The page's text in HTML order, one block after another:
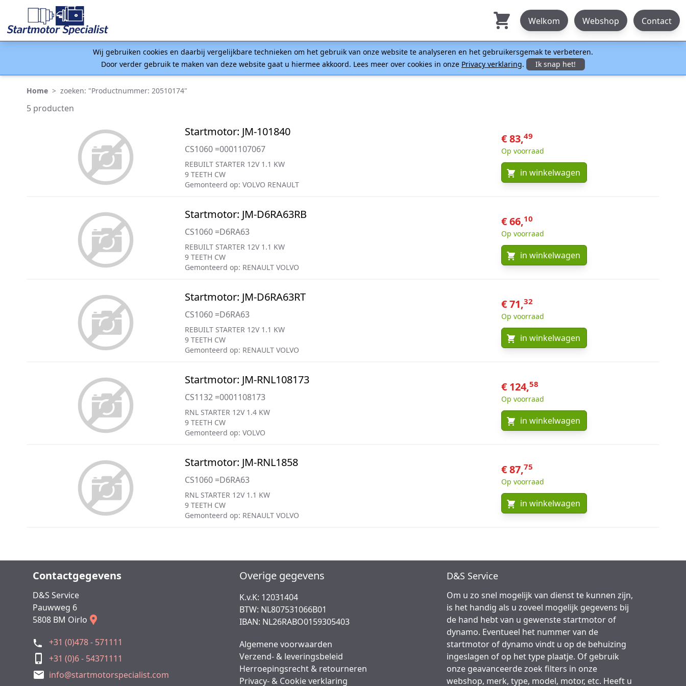
Welkom Webshop Contact
Wij gebruiken cookies en daarbij vergelijkbare technieken om het gebruik van onze website te analyseren en het gebruikersgemak te verbeteren.
Door verder gebruik te maken van deze website gaat u hiermee akkoord. Lees meer over cookies in onze Privacy verklaring. Ik snap het!
Home > zoeken: "Productnummer: 20510174"
5 producten
Startmotor: JM-101840
CS1060 =0001107067
REBUILT STARTER 12V 1.1 KW
9 TEETH CW
Gemonteerd op: VOLVO RENAULT
€ 83,49
Op voorraad
in winkelwagen
Startmotor: JM-D6RA63RB
CS1060 =D6RA63
REBUILT STARTER 12V 1.1 KW
9 TEETH CW
Gemonteerd op: RENAULT VOLVO
€ 66,10
Op voorraad
in winkelwagen
Startmotor: JM-D6RA63RT
CS1060 =D6RA63
REBUILT STARTER 12V 1.1 KW
9 TEETH CW
Gemonteerd op: RENAULT VOLVO
€ 71,32
Op voorraad
in winkelwagen
Startmotor: JM-RNL108173
CS1132 =0001108173
RNL STARTER 12V 1.4 KW
9 TEETH CW
Gemonteerd op: VOLVO
€ 124,58
Op voorraad
in winkelwagen
Startmotor: JM-RNL1858
CS1060 =D6RA63
RNL STARTER 12V 1.1 KW
9 TEETH CW
Gemonteerd op: RENAULT VOLVO
€ 87,75
Op voorraad
in winkelwagen
Contactgegevens
D&S Service
Pauwweg 6
5808 BM Oirlo
+31 (0)478 - 571111
+31 (0)6 - 54371111
info@startmotorspecialist.com
Overige gegevens
K.v.K: 12031404
BTW: NL807531066B01
IBAN: NL26RABO0159305403
Algemene voorwaarden
Verzend- & leveringsbeleid
Herroepingsrecht & retourneren
Privacy- & Cookie verklaring
D&S Service
Om u zo snel mogelijk van dienst te kunnen zijn,
is het handig als u zoveel mogelijk gegevens bij
de hand hebt van u gewenste startmotor of
dynamo. Eventueel het nummer van de
startmotor of dynamo vindt u op de behuizing
ingeslagen of op het type plaatje. Of gebruik
onze geavanceerde zoek filters in onze
webshop, merk, type, model, motor, etc. Heeft u